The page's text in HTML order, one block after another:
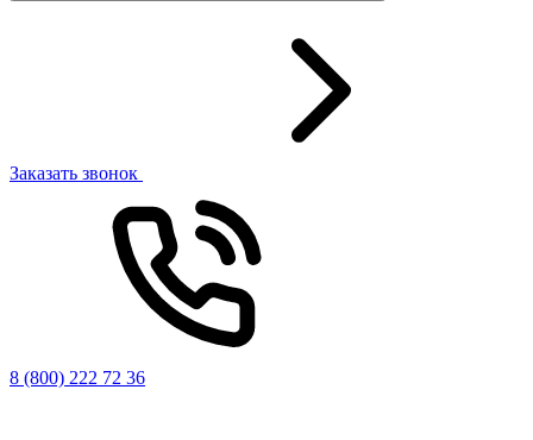
Заказать звонок
8 (800) 222 72 36